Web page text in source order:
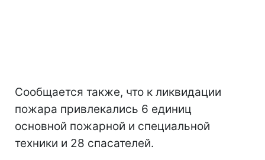
Сообщается также, что к ликвидации
пожара привлекались 6 единиц
основной пожарной и специальной
техники и 28 спасателей.